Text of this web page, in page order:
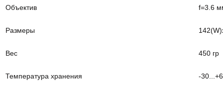
Объектив f=3.6
Размеры
Вес 450 гр
Температура хранения -